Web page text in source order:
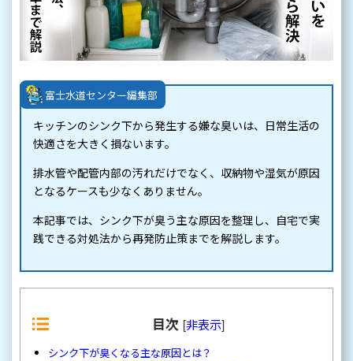
富士水道センター編集部
キッチンのシンク下から発生する嫌な臭いは、日常生活の
快適さを大きく損ないます。
排水管や配管内部の汚れだけでなく、収納物や湿気が原因
となるケースも少なくありません。
本記事では、シンク下が臭う主な原因を整理し、自宅で実
践できる対処法から再発防止策までを解説します。
目次 [非表示]
シンク下が臭くなる主な原因とは？